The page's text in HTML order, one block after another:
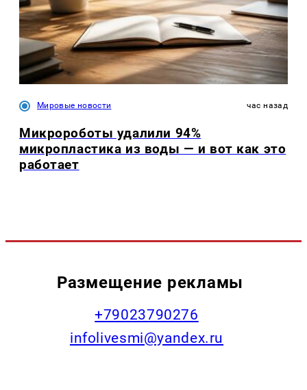
Мировые новости час назад
Микророботы удалили 94%
микропластика из воды — и вот как это
работает
Размещение рекламы
+79023790276
infolivesmi@yandex.ru